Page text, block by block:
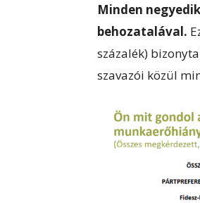
Minden
behozatalával.
százalék)
szavazói közül